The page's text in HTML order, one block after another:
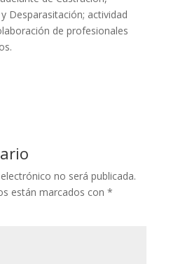
Desparasitación; actividad
de profesionales
no será publicada.
están marcados con *